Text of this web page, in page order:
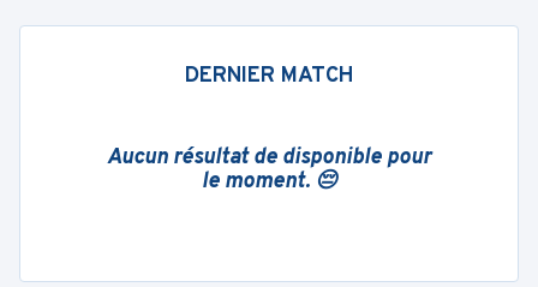
DERNIER MATCH
Aucun résultat de disponible pour
le moment. 😔